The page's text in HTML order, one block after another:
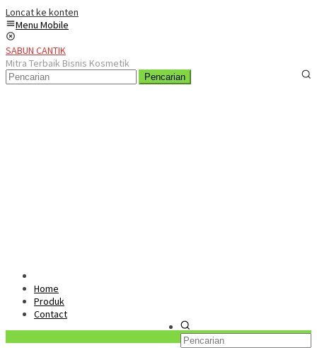
Loncat ke konten
Menu Mobile
SABUN CANTIK
Mitra Terbaik Bisnis Kosmetik
Pencarian
Home
Produk
Contact